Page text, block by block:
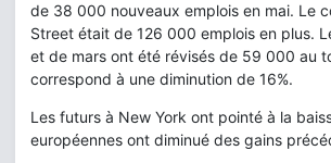
de 38 000 nouveaux emplois en mai. Le
Street était de 126 000 emplois en plus.
et de mars ont été révisés de 59 000 au
correspond à une diminution de 16%.
Les futurs à New York ont pointé à la
européennes ont diminué des gains